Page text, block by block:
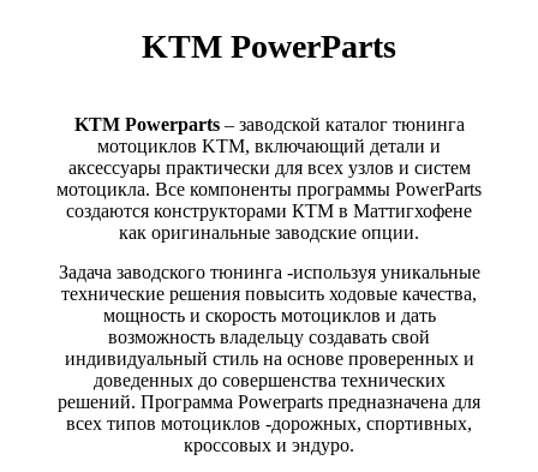
KTM PowerParts
KTM Powerparts– заводской каталог тюнинга
мотоциклов KTM, включающий детали и
аксессуары практически для всех узлов и систем
мотоцикла. Все компоненты программы PowerParts
создаются конструкторами КТМ в Маттигхофене
как оригинальные заводские опции.
Задача заводского тюнинга -используя уникальные
технические решения повысить ходовые качества,
мощность и скорость мотоциклов и дать
возможность владельцу создавать свой
индивидуальный стиль на основе проверенных и
доведенных до совершенства технических
решений. Программа Powerparts предназначена для
всех типов мотоциклов -дорожных, спортивных,
кроссовых и эндуро.